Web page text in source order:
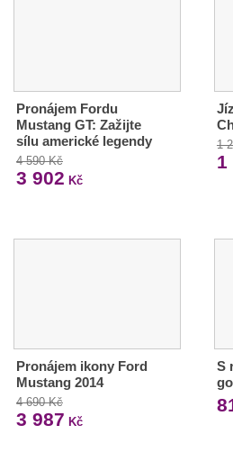
Pronájem Fordu
Mustang GT: Zažijte
sílu americké legendy
4 590 Kč
3 902 Kč
1
1
Pronájem ikony Ford
Mustang 2014
4 690 Kč
3 987 Kč
S